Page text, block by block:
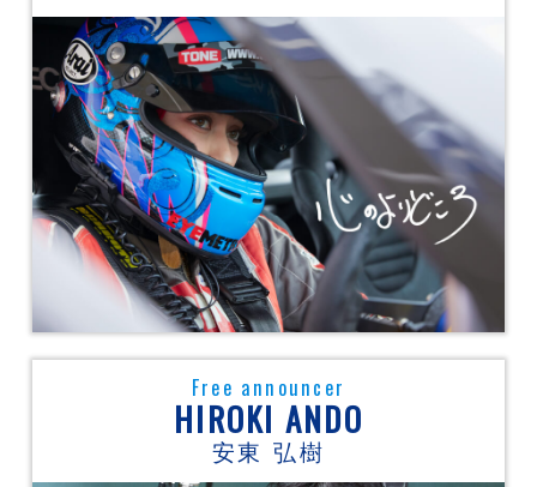
Free announcer
HIROKI ANDO
安東 弘樹